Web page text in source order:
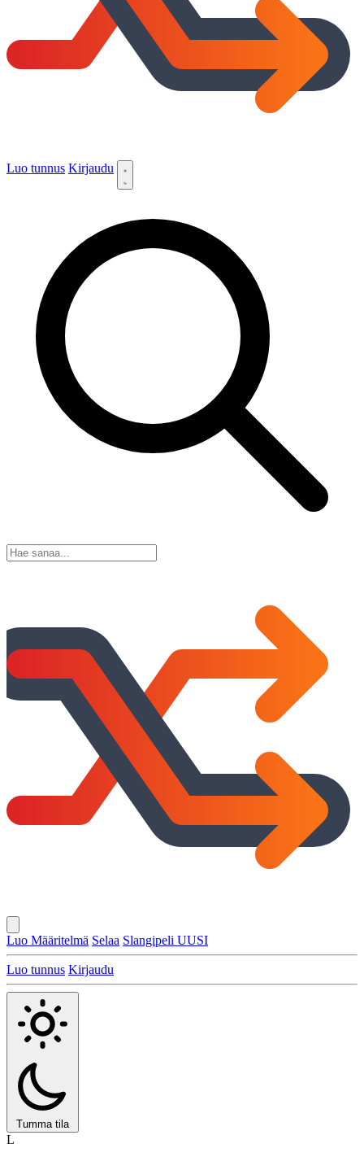
Luo tunnus Kirjaudu
Luo Määritelmä Selaa Slangipeli UUSI
Luo tunnus Kirjaudu
Tumma tila
L